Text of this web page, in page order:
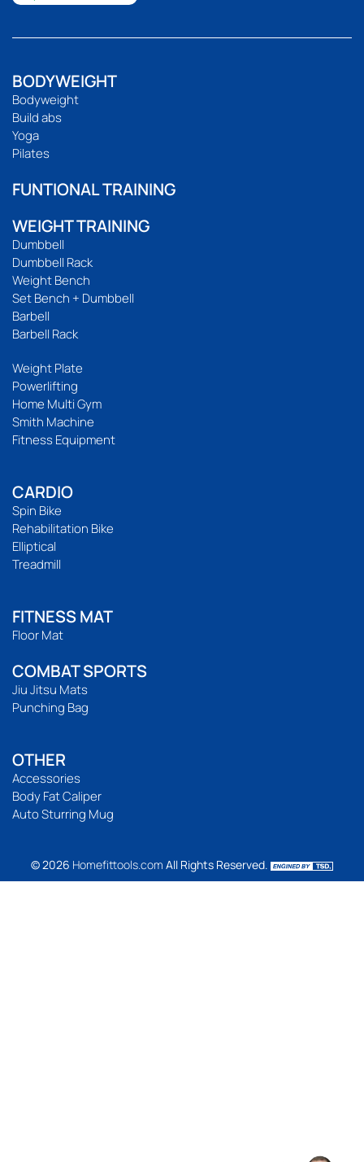
BODYWEIGHT
Bodyweight
Build abs
Yoga
Pilates
FUNTIONAL TRAINING
WEIGHT TRAINING
Dumbbell
Dumbbell Rack
Weight Bench
Set Bench + Dumbbell
Barbell
Barbell Rack
Weight Plate
Powerlifting
Home Multi Gym
Smith Machine
Fitness Equipment
CARDIO
Spin Bike
Rehabilitation Bike
Elliptical
Treadmill
FITNESS MAT
Floor Mat
COMBAT SPORTS
Jiu Jitsu Mats
Punching Bag
OTHER
Accessories
Body Fat Caliper
Auto Sturring Mug
© 2026 Homefittools.com All Rights Reserved.